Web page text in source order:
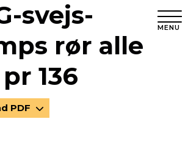
MENU
svejs-
rør alle
136
PDF